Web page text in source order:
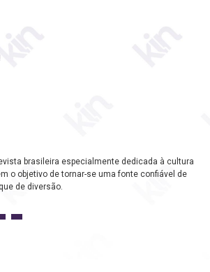
brasileira especialmente dedicada à cultura
o objetivo de tornar-se uma fonte confiável de
de diversão.